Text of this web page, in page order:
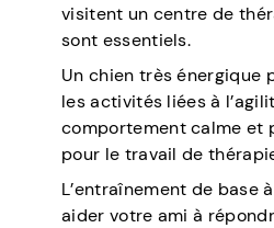
visitent un centre de
sont essentiels.
Un chien très énergique
les activités liées à
comportement calme et
pour le travail de
L’entraînement de base
aider votre ami à